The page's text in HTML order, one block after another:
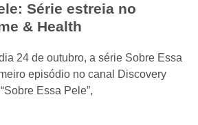
Série estreia no
& Health
24 de outubro, a série Sobre Essa
episódio no canal Discovery
Essa Pele”,